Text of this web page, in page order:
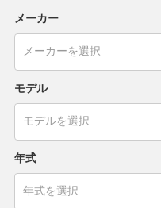
メーカー
モデル
年式